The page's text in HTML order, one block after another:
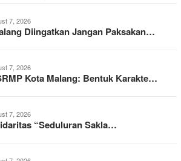
7, 2026
Diingatkan Jangan Paksakan…
7, 2026
Kota Malang: Bentuk Karakte…
7, 2026
“Seduluran Sakla…